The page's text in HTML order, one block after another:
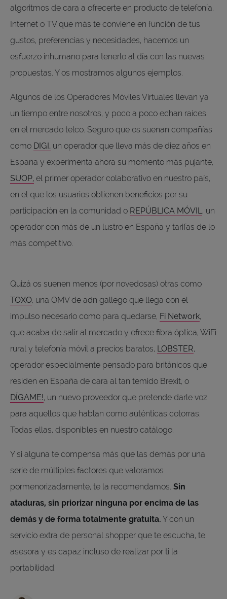
algoritmos de cara a ofrecerte en producto de telefonía,
Internet o TV que más te conviene en función de tus
gustos, preferencias y necesidades, hacemos un
esfuerzo inhumano para tenerlo al día con las nuevas
propuestas. Y os mostramos algunos ejemplos.
Algunos de los Operadores Móviles Virtuales llevan ya
un tiempo entre nosotros, y poco a poco echan raíces
en el mercado telco. Seguro que os suenan compañías
como DIGI, un operador que lleva más de diez años en
España y experimenta ahora su momento más pujante,
SUOP, el primer operador colaborativo en nuestro país,
en el que los usuarios obtienen beneficios por su
participación en la comunidad o REPÚBLICA MÓVIL , un
operador con más de un lustro en España y tarifas de lo
más competitivo.
Quizá os suenen menos (por novedosas) otras como
TOXO, una OMV de adn gallego que llega con el
impulso necesario como para quedarse, Fi Network,
que acaba de salir al mercado y ofrece fibra óptica, WiFi
rural y telefonía móvil a precios baratos, LOBSTER,
operador especialmente pensado para británicos que
residen en España de cara al tan temido Brexit, o
DÍGAME!, un nuevo proveedor que pretende darle voz
para aquellos que hablan como auténticas cotorras.
Todas ellas, disponibles en nuestro catálogo.
Y si alguna te compensa más que las demás por una
serie de múltiples factores que valoramos
pormenorizadamente, te la recomendamos. Sin
ataduras, sin priorizar ninguna por encima de las
demás y de forma totalmente gratuita. Y con un
servicio extra de personal shopper que te escucha, te
asesora y es capaz incluso de realizar por ti la
portabilidad.